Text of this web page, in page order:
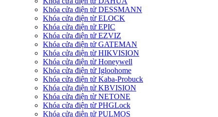
Khóa cửa điện tử DESSMANN
Khóa cửa điện từ ELOCK
Khóa cửa điện tử EPIC
Khóa cửa điện tử EZVIZ
Khóa cửa điện tử GATEMAN
Khóa cửa điện từ HIKVISION
Khóa cửa điện từ Honeywell
Khóa cửa điện tử Igloohome
Khóa cửa điện tử Kaba-Probuck
Khóa cửa điện tử KBVISION
Khóa cửa điện từ NETONE
Khóa cửa điện từ PHGLock
Khóa cửa điện tử PULMOS